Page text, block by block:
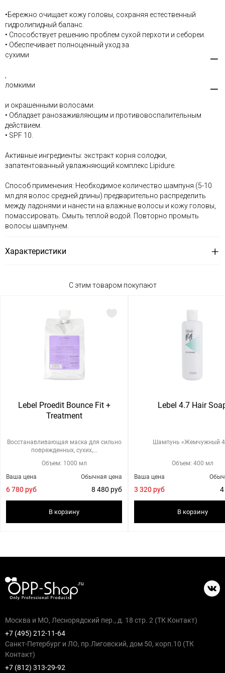
•Бережно очищает кожу головы, сохраняя естественный
гидролипидный баланс.
• Способствует решению проблем сухой перхоти и себореи.
• Обеспечивает полноценный уход за
сухими
ломкими
и окрашенными волосами.
• Обладает ранозаживляющим и противовоспалительным
действием.
• SPF 10.
Активные ингредиенты: экстракт корня солодки,
запатентованный увлажняющий комплекс Lipidure.
Способ применения: Необходимое количество шампуня (5-10
мл для волос средней длины) предварительно распределить
между ладонями и нанести на влажные волосы и кожу головы,
помассировать. Смыть теплой водой. Повторно промыть
волосы шампунем.
Характеристики
С этим товаром покупают
Lebel Proedit Bounce Fit +
Treatment
Восстанавливающая маска для сильно
поврежденных, сухих,...
Объем: 1000 мл
Обычная цена
8 480 руб
Ваша цена
6 780 руб
В корзину
Lebel 4.7 Hair
Шампунь «Жемчужный
Объем: 400 мл
4
Ваша цена
3 320 руб
В корзину
Москва и МО, Леснорядский пер., д. 18 стр. 2 (ТК Контакт)
+7 (495) 212-11-64
Санкт-Петербург и ЛО, пр.Лиговский, дом 50, корп.10 (ТК
Контакт)
+7 (812) 313-29-92